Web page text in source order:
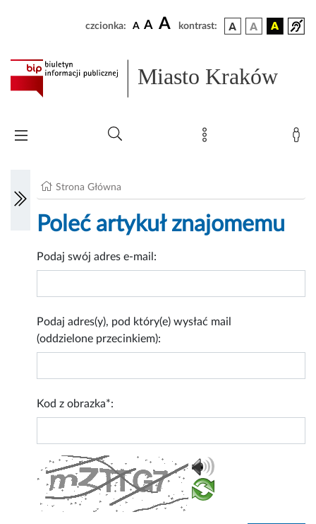
czcionka: A A A kontrast:
Miasto Kraków
Strona Główna
Poleć artykuł znajomemu
Podaj swój adres e-mail:
Podaj adres(y), pod który(e) wysłać mail
(oddzielone przecinkiem):
Kod z obrazka*: